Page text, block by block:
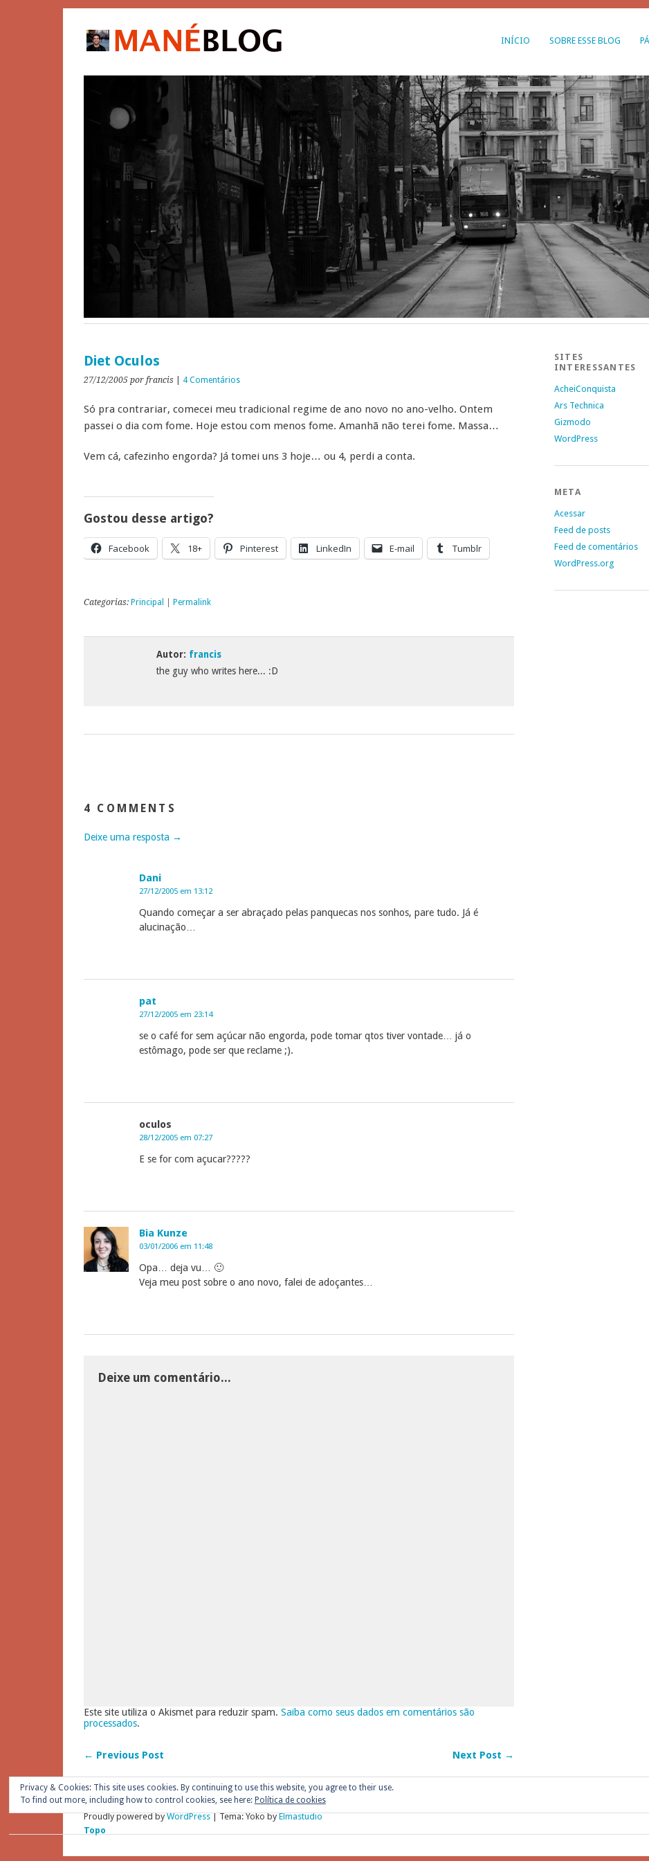
INÍCIO SOBRE ESSE BLOG
Diet Oculos
27/12/2005 por francis 4 Comentários
Só pra contrariar, comecei meu tradicional regime de ano novo no ano-velho. Ontem
passei o dia com fome. Hoje estou com menos fome. Amanhã não terei fome. Massa…
Vem cá, cafezinho engorda? Já tomei uns 3 hoje… ou 4, perdi a conta.
Gostou desse artigo?
Facebook 18+ Pinterest LinkedIn E-mail Tumblr
Categorias: Principal Permalink
Autor: francis
the guy who writes here... :D
4 COMMENTS
Deixe uma resposta →
Dani
27/12/2005 em 13:12
Quando começar a ser abraçado pelas panquecas nos sonhos, pare tudo. Já é
alucinação…
pat
27/12/2005 em 23:14
se o café for sem açúcar não engorda, pode tomar qtos tiver vontade… já o
estômago, pode ser que reclame ;).
oculos
28/12/2005 em 07:27
E se for com açucar?????
Bia Kunze
03/01/2006 em 11:48
Opa… deja vu… 🙂
Veja meu post sobre o ano novo, falei de adoçantes…
Deixe um comentário...
Este site utiliza o Akismet para reduzir spam. Saiba como seus dados em comentários são
processados.
← Previous Post Next Post →
SITES
INTERESSANTES
AcheiConquista
Ars Technica
Gizmodo
WordPress
META
Acessar
Feed de posts
Feed de comentários
WordPress.org
Proudly powered byWordPress|Tema: Yoko byElmastudio
Topo
Privacy & Cookies: This site uses cookies. By continuing to use this website, you agree to their use.
To find out more, including how to control cookies, see here: Política de cookies